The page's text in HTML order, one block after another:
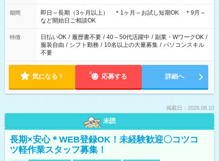
憩1ｈ） 10：00-19：00（実働8ｈ/休憩1ｈ） ●朝ゆっくり派
11：00-20：00（実働8ｈ/休憩1ｈ） 12：00-20：00（実働7ｈ/
休憩1ｈ） 12：00-21：00（実働8ｈ/休憩1ｈ） 13：00-22：
00（実働8ｈ/休憩1ｈ） ＊時間帯固定OK
期間
即日～長期（3ヶ月以上） ＊1ヶ月～お試し短期OK ＊9月～
など開始日ご相談OK
特徴 日払いOK / 履歴書不要 / 40～50代活躍中 / 副業・WワークOK /
服装自由 / シフト勤務 / 10名以上の大量募集 / パソコンスキル
不要
気になる！ 応募する 詳細へ
掲載日：2026.08.10
未読
長期×安心＊WEB登録OK！未経験歓迎〇コツコ
ツ軽作業スタッフ募集！